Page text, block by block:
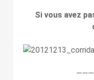
Si vous avez